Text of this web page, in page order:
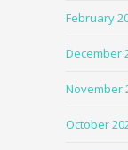
February
December
November
October